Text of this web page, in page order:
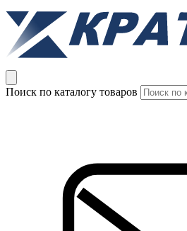
Поиск по каталогу товаров